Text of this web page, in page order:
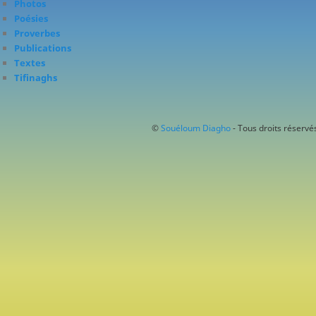
Photos
Poésies
Proverbes
Publications
Textes
Tifinaghs
© Souéloum Diagho- Tous droits